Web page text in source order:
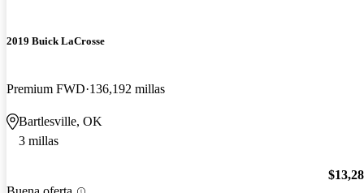
2019 Buick LaCrosse
Premium FWD 136,192 millas
Bartlesville, OK
3 millas